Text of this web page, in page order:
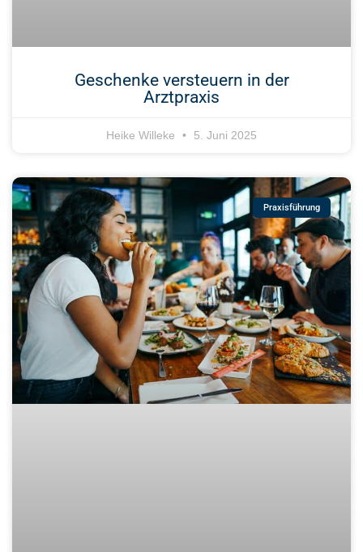
Geschenke versteuern in der
Arztpraxis
Heike Willeke 5. Juni 2025
Praxisführung